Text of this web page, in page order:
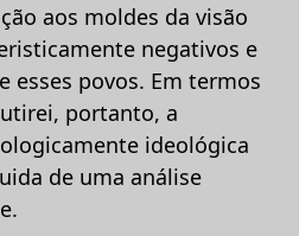
aos moldes da visão
negativos e
esses povos. Em termos
portanto, a
ideológica
de uma análise